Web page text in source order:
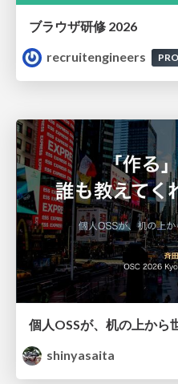
ブラウザ研修 2026
recruitengineers
PRO
個人OSSが、机の上から
shinyasaita